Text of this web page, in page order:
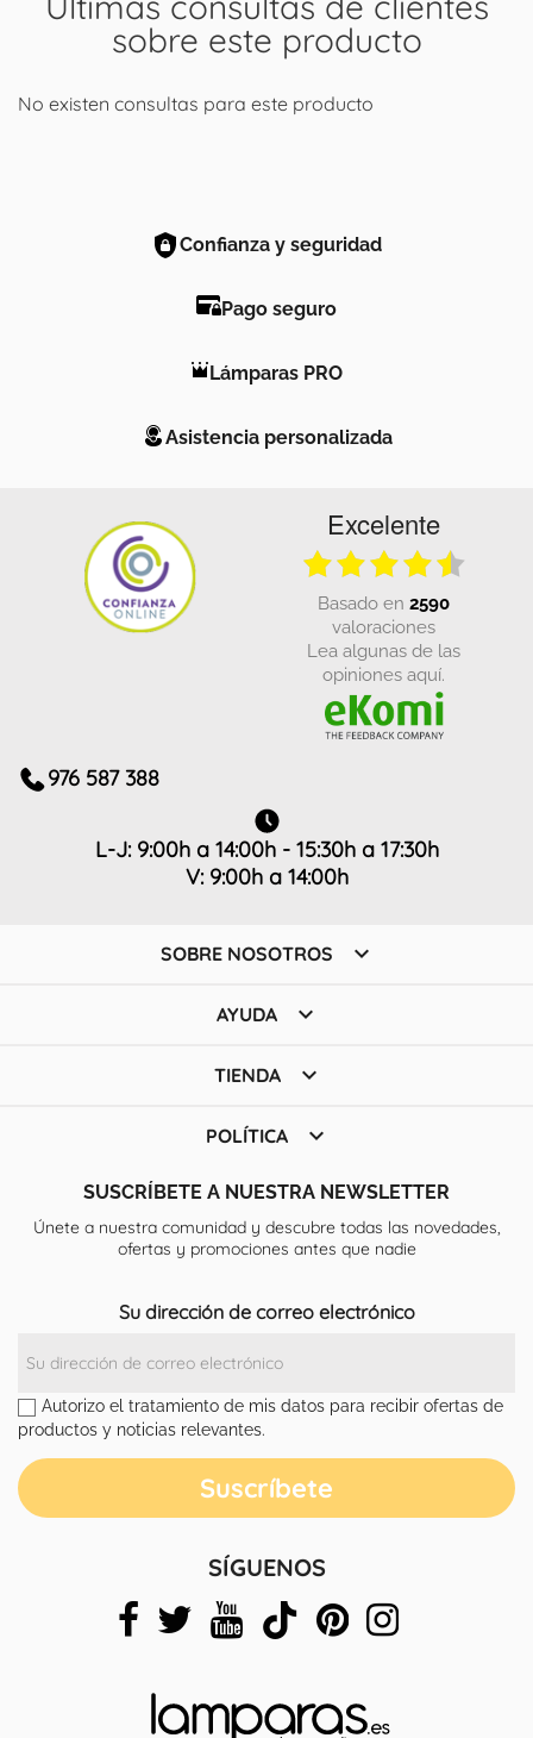
sobre este producto
No existen consultas para este producto
Confianza y seguridad
Pago seguro
Lámparas PRO
Asistencia personalizada
Excelente
basado en 2590
valoraciones
Lea algunas de las
opiniones aquí.
976 587 388
L-J: 9:00h a 14:00h - 15:30h a 17:30h
V: 9:00h a 14:00h
SOBRE NOSOTROS 
AYUDA 
TIENDA 
POLÍTICA 
SUSCRÍBETE A NUESTRA NEWSLETTER
Únete a nuestra comunidad y descubre todas las novedades,
ofertas y promociones antes que nadie
Su dirección de correo electrónico
Autorizo el tratamiento de mis datos para recibir ofertas de
productos y noticias relevantes.
SÍGUENOS